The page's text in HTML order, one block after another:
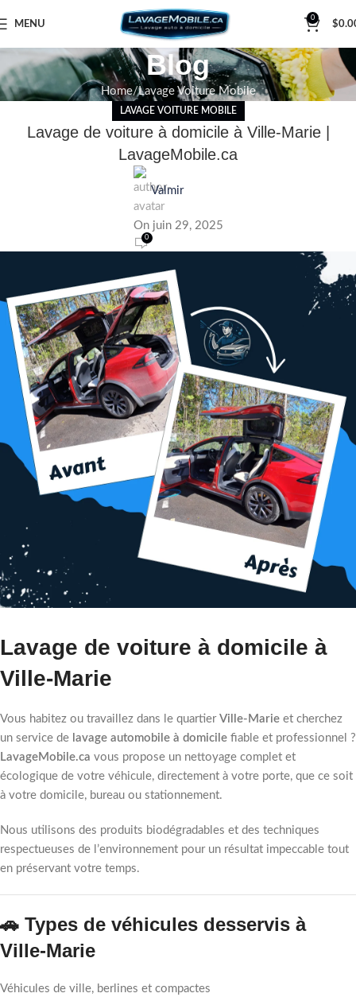
MENU
0
$
Blog
Home Lavage Voiture Mobile
LAVAGE VOITURE MOBILE
Lavage de voiture à domicile à Ville-Marie |
LavageMobile.ca
Valmir
On juin 29, 2025
0
Lavage de voiture à domicile à
Ville-Marie
Vous habitez ou travaillez dans le quartier Ville-Marie et cherchez
un service de lavage automobile à domicile fiable et professionnel ?
LavageMobile.ca vous propose un nettoyage complet et
écologique de votre véhicule, directement à votre porte, que ce soit
à votre domicile, bureau ou stationnement.
Nous utilisons des produits biodégradables et des techniques
respectueuses de l’environnement pour un résultat impeccable tout
en préservant votre temps.
🚗 Types de véhicules desservis à
Ville-Marie
Véhicules de ville, berlines et compactes